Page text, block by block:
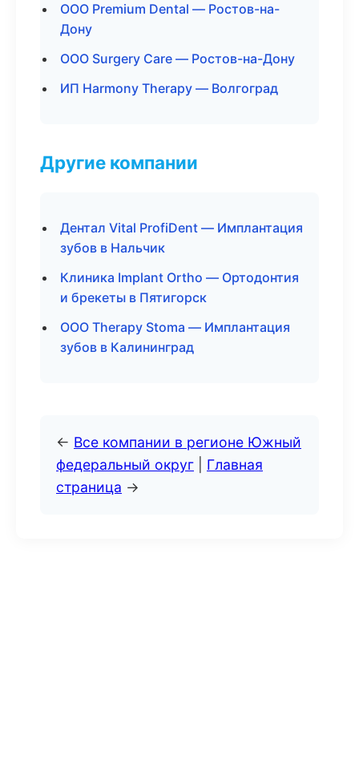
ООО Premium Dental — Ростов-на-
Дону
ООО Surgery Care — Ростов-на-Дону
ИП Harmony Therapy — Волгоград
Другие компании
Дентал Vital ProfiDent — Имплантация
зубов в Нальчик
Клиника Implant Ortho — Ортодонтия
и брекеты в Пятигорск
ООО Therapy Stoma — Имплантация
зубов в Калининград
← Все компании в регионе Южный
федеральный округ
Главная
страница →